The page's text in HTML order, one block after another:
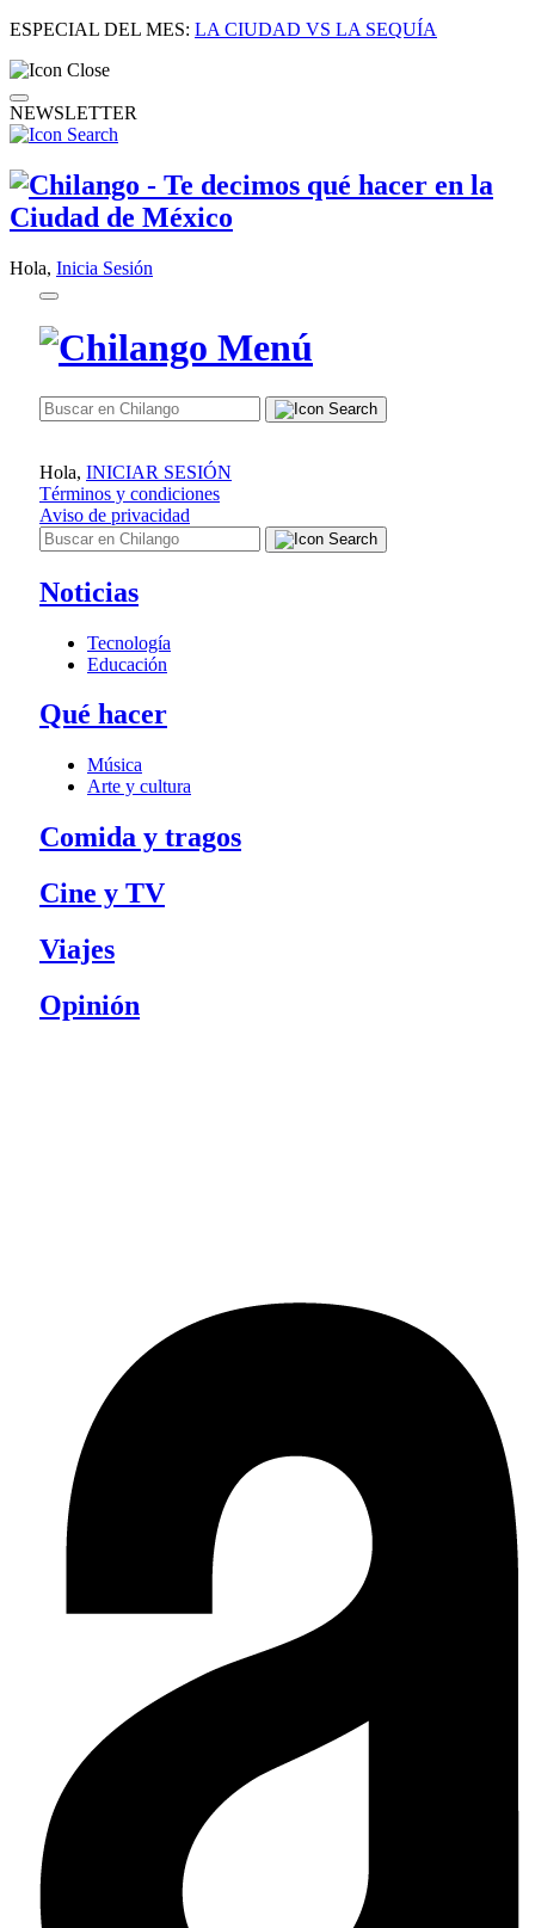
ESPECIAL DEL MES: LA CIUDAD VS LA SEQUÍA
NEWSLETTER
Hola, Inicia Sesión
Hola, INICIAR SESIÓN
Términos y condiciones
Aviso de privacidad
Noticias
Tecnología
Educación
Qué hacer
Música
Arte y cultura
Comida y tragos
Cine y TV
Viajes
Opinión